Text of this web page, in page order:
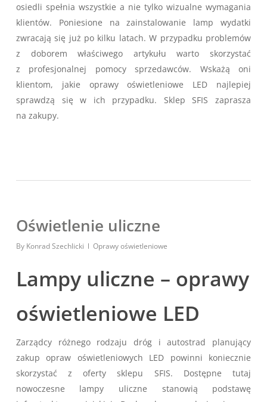
osiedli spełnia wszystkie a nie tylko wizualne wymagania
klientów. Poniesione na zainstalowanie lamp wydatki
zwracają się już po kilku latach. W przypadku problemów
z doborem właściwego artykułu warto skorzystać
z profesjonalnej pomocy sprzedawców. Wskażą oni
klientom, jakie oprawy oświetleniowe LED najlepiej
sprawdzą się w ich przypadku. Sklep SFIS zaprasza
na zakupy.
Oświetlenie uliczne
By Konrad Szechlicki Oprawy oświetleniowe
Lampy uliczne – oprawy
oświetleniowe LED
Zarządcy różnego rodzaju dróg i autostrad planujący
zakup opraw oświetleniowych LED powinni koniecznie
skorzystać z oferty sklepu SFIS. Dostępne tutaj
nowoczesne lampy uliczne stanowią podstawę